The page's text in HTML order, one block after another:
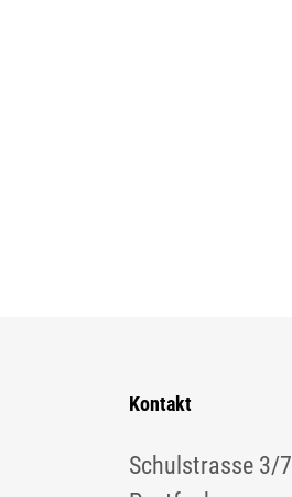
Kontakt
Schulstrasse 3/7